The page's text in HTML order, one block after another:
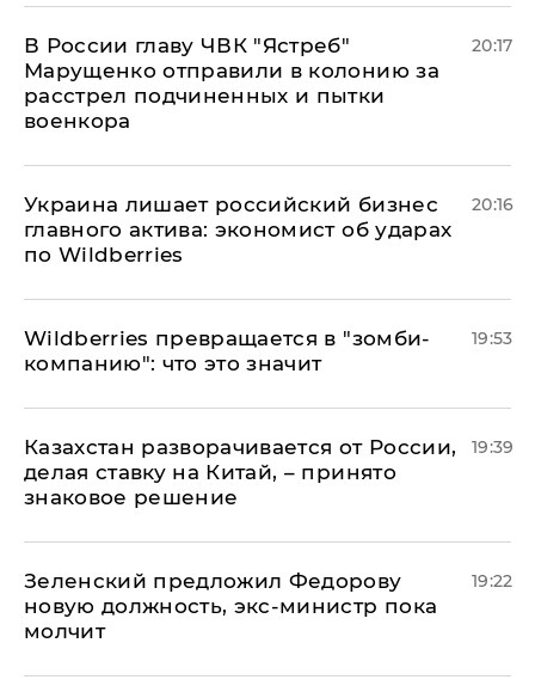
В России главу ЧВК "Ястреб"
Марущенко отправили в колонию за
расстрел подчиненных и пытки
военкора
20:17
​Украина лишает российский бизнес
главного актива: экономист об ударах
по Wildberries
20:16
Wildberries превращается в "зомби-
компанию": что это значит
19:53
Казахстан разворачивается от России,
делая ставку на Китай, – принято
знаковое решение
19:39
Зеленский предложил Федорову
новую должность, экс-министр пока
молчит
19:22